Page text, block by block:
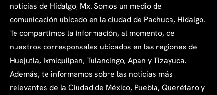
noticias de Hidalgo, Mx. Somos un medio de
comunicación ubicado en la ciudad de Pachuca, Hidalgo.
Te compartimos la información, al momento, de
nuestros corresponsales ubicados en las regiones de
Huejutla, Ixmiquilpan, Tulancingo, Apan y Tizayuca.
Además, te informamos sobre las noticias más
relevantes de la Ciudad de México, Puebla, Querétaro y